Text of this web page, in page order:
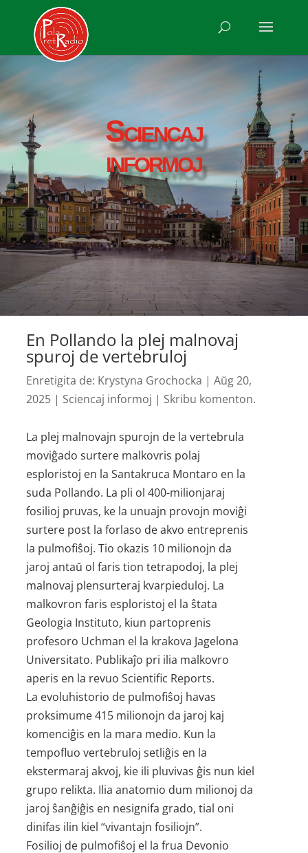
Sciencaj
informoj
En Pollando la plej malnovaj
spuroj de vertebruloj
Enretigita de: Krystyna Grochocka |Aŭg 20,
2025 | Sciencaj informoj | Skribu komenton.
La plej malnovajn spurojn de la vertebrula
moviĝado surtere malkovris polaj
esploristoj en la Santakruca Montaro en la
suda Pollando. La pli ol 400-milionjaraj
fosilioj pruvas, ke la unuajn provojn moviĝi
surtere post la forlaso de akvo entreprenis
la pulmofiŝoj. Tio okazis 10 milionojn da
jaroj antaŭ ol faris tion tetrapodoj, la plej
malnovaj plensurteraj kvarpieduloj. La
malkovron faris esploristoj el la ŝtata
Geologia Instituto, kiun partoprenis
profesoro Uchman el la krakova Jagelona
Universitato. Publikaĵo pri ilia malkovro
aperis en la revuo Scientific Reports.
La evoluhistorio de pulmofiŝoj havas
proksimume 415 milionojn da jaroj kaj
komenciĝis en la mara medio. Kun la
tempofluo vertebruloj setliĝis en la
ekstermaraj akvoj, kie ili pluvivas ĝis nun kiel
grupo relikta. Ilia anatomio dum milionoj da
jaroj ŝanĝiĝis en nesignifa grado, tial oni
dinifas ilin kiel “vivantajn fosiliojn”.
Fosilioj de pulmofiŝoj el la frua Devonio